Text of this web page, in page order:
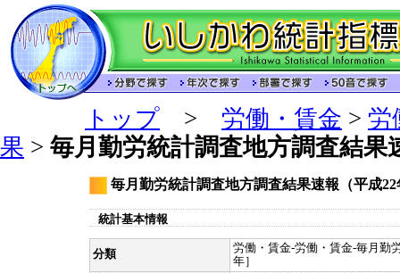
トップ > 労働・賃金 > 労
果 > 毎月勤労統計調査地方調査結果
毎月勤労統計調査地方調査結果速報（平成22
統計基本情報
分類
労働・賃金-労働・賃金-毎月勤
年］